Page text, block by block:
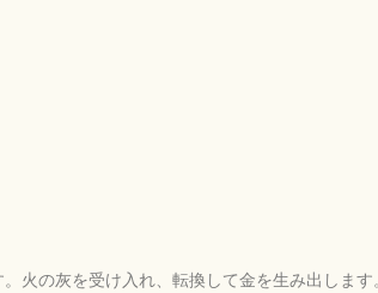
火の灰を受け入れ、転換して金を生み出しま